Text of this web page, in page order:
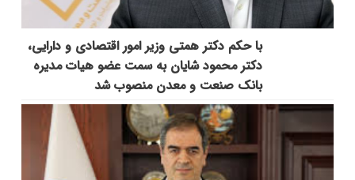
با حکم دکتر همتی وزیر امور اقتصادی و دارایی،
دکتر محمود شایان به سمت عضو هیات مدیره
بانک صنعت و معدن منصوب شد